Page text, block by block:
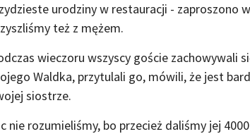
urodziny w restauracji - zaproszono
też z mężem.
wieczoru wszyscy goście zachowywali
Waldka, przytulali go, mówili, że jest
siostrze.
nie rozumieliśmy, bo przecież daliśmy jej